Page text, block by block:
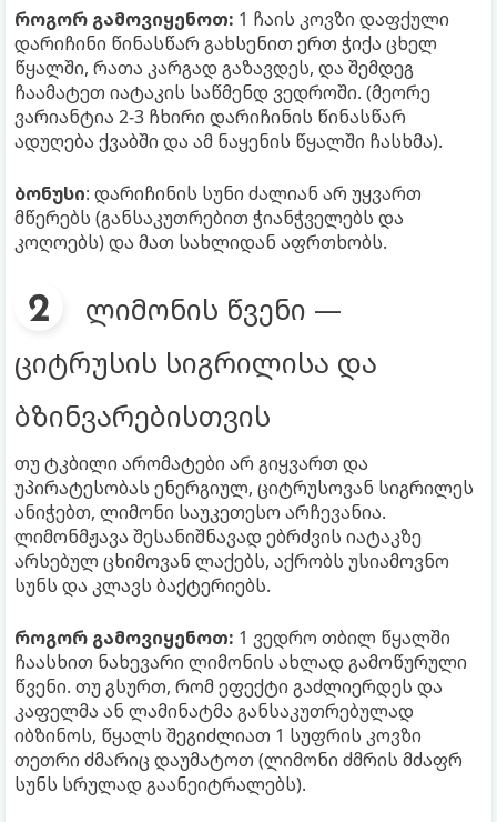
როგორ გამოვიყენოთ: 1 ჩაის კოვზი დაფქული
დარიჩინი წინასწარ გახსენით ერთ ჭიქა ცხელ
წყალში, რათა კარგად გაზავდეს, და შემდეგ
ჩაამატეთ იატაკის საწმენდ ვედროში. (მეორე
ვარიანტია 2-3 ჩხირი დარიჩინის წინასწარ
ადუღება ქვაბში და ამ ნაყენის წყალში ჩასხმა).
ბონუსი: დარიჩინის სუნი ძალიან არ უყვართ
მწერებს (განსაკუთრებით ჭიანჭველებს და
კოღოებს) და მათ სახლიდან აფრთხობს.
ლიმონის წვენი —
ციტრუსის სიგრილისა და
ბზინვარებისთვის
თუ ტკბილი არომატები არ გიყვართ და
უპირატესობას ენერგიულ, ციტრუსოვან სიგრილეს
ანიჭებთ, ლიმონი საუკეთესო არჩევანია.
ლიმონმჟავა შესანიშნავად ებრძვის იატაკზე
არსებულ ცხიმოვან ლაქებს, აქრობს უსიამოვნო
სუნს და კლავს ბაქტერიებს.
როგორ გამოვიყენოთ: 1 ვედრო თბილ წყალში
ჩაასხით ნახევარი ლიმონის ახლად გამოწურული
წვენი. თუ გსურთ, რომ ეფექტი გაძლიერდეს და
კაფელმა ან ლამინატმა განსაკუთრებულად
იბზინოს, წყალს შეგიძლიათ 1 სუფრის კოვზი
თეთრი ძმარიც დაუმატოთ (ლიმონი ძმრის მძაფრ
სუნს სრულად გაანეიტრალებს).